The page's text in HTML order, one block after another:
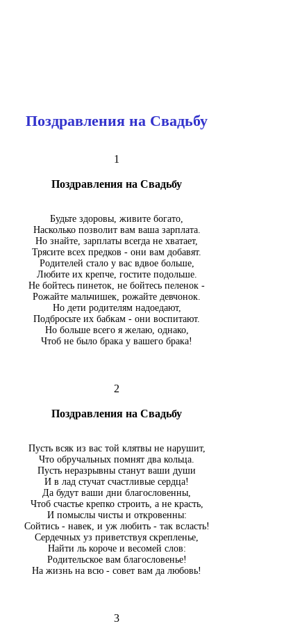
Поздравления на Свадьбу
1
Поздравления на Свадьбу
Будьте здоровы, живите богато,
Насколько позволит вам ваша зарплата.
Но знайте, зарплаты всегда не хватает,
Трясите всех предков - они вам добавят.
Родителей стало у вас вдвое больше,
Любите их крепче, гостите подольше.
Не бойтесь пинеток, не бойтесь пеленок -
Рожайте мальчишек, рожайте девчонок.
Но дети родителям надоедают,
Подбросьте их бабкам - они воспитают.
Но больше всего я желаю, однако,
Чтоб не было брака у вашего брака!
2
Поздравления на Свадьбу
Пусть всяк из вас той клятвы не нарушит,
Что обручальных помнят два кольца.
Пусть неразрывны станут ваши души
И в лад стучат счастливые сердца!
Да будут ваши дни благословенны,
Чтоб счастье крепко строить, а не красть,
И помыслы чисты и откровенны:
Сойтись - навек, и уж любить - так всласть!
Сердечных уз приветствуя скрепленье,
Найти ль короче и весомей слов:
Родительское вам благословенье!
На жизнь на всю - совет вам да любовь!
3